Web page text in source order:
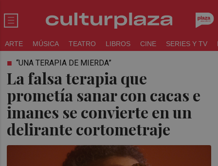
ARTE MÚSICA TEATRO LIBROS CINE SERIES Y TV
La falsa terapia que
prometía sanar con cacas e
imanes se convierte en un
delirante cortometraje
“UNA TERAPIA DE MIERDA”